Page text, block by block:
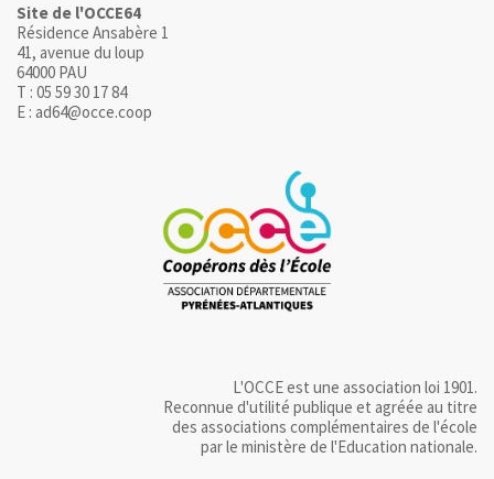
Site de l'OCCE64
Résidence Ansabère 1
41, avenue du loup
64000 PAU
T : 05 59 30 17 84
E : ad64@occe.coop
L'OCCE est une association loi 1901.
Reconnue d'utilité publique et agréée au titre
des associations complémentaires de l'école
par le ministère de l'Education nationale.